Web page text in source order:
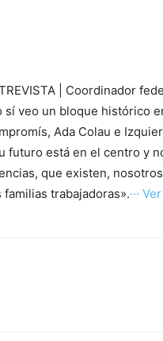
| Coordinador
sí veo un bloque histórico
Ada Colau e
futuro está en el centro y
que existen,
trabajadoras».···